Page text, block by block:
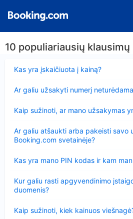
10 populiariausių klausimų
Kas yra įskaičiuota į kainą?
Ar galiu užsakyti numerį
Kaip sužinoti, ar mano užsakymas
Ar galiu atšaukti arba pakeisti savo
Booking.com svetainėje?
Kas yra mano PIN kodas ir kam
Kur galiu rasti apgyvendinimo
duomenis?
Kaip sužinoti, kiek kainuos